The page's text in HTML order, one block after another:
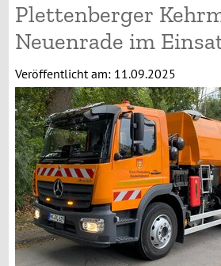
Plettenberger
Neuenrade im
Veröffentlicht am: 11.09.2025